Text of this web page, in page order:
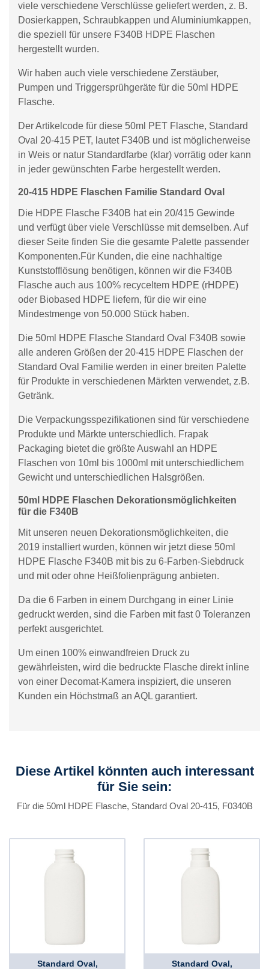
viele verschiedene Verschlüsse geliefert werden, z. B.
Dosierkappen, Schraubkappen und Aluminiumkappen,
die speziell für unsere F340B HDPE Flaschen
hergestellt wurden.
Wir haben auch viele verschiedene Zerstäuber,
Pumpen und Triggersprühgeräte für die 50ml HDPE
Flasche.
Der Artikelcode für diese 50ml PET Flasche, Standard
Oval 20-415 PET, lautet F340B und ist möglicherweise
in Weis or natur Standardfarbe (klar) vorrätig oder kann
in jeder gewünschten Farbe hergestellt werden.
20-415 HDPE Flaschen Familie Standard Oval
Die HDPE Flasche F340B hat ein 20/415 Gewinde
und verfügt über viele Verschlüsse mit demselben. Auf
dieser Seite finden Sie die gesamte Palette passender
Komponenten.Für Kunden, die eine nachhaltige
Kunststofflösung benötigen, können wir die F340B
Flasche auch aus 100% recyceltem HDPE (rHDPE)
oder Biobased HDPE liefern, für die wir eine
Mindestmenge von 50.000 Stück haben.
Die 50ml HDPE Flasche Standard Oval F340B sowie
alle anderen Größen der 20-415 HDPE Flaschen der
Standard Oval Familie werden in einer breiten Palette
für Produkte in verschiedenen Märkten verwendet, z.B.
Getränk.
Die Verpackungsspezifikationen sind für verschiedene
Produkte und Märkte unterschiedlich. Frapak
Packaging bietet die größte Auswahl an HDPE
Flaschen von 10ml bis 1000ml mit unterschiedlichem
Gewicht und unterschiedlichen Halsgrößen.
50ml HDPE Flaschen Dekorationsmöglichkeiten
für die F340B
Mit unseren neuen Dekorationsmöglichkeiten, die
2019 installiert wurden, können wir jetzt diese 50ml
HDPE Flasche F340B mit bis zu 6-Farben-Siebdruck
und mit oder ohne Heißfolienprägung anbieten.
Da die 6 Farben in einem Durchgang in einer Linie
gedruckt werden, sind die Farben mit fast 0 Toleranzen
perfekt ausgerichtet.
Um einen 100% einwandfreien Druck zu
gewährleisten, wird die bedruckte Flasche direkt inline
von einer Decomat-Kamera inspiziert, die unseren
Kunden ein Höchstmaß an AQL garantiert.
Diese Artikel könnten auch interessant
für Sie sein:
Für die 50ml HDPE Flasche, Standard Oval 20-415, F0340B
Standard Oval,
Standard Oval,